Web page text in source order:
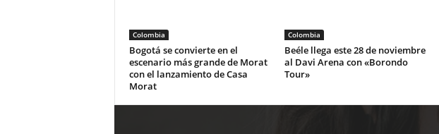
Colombia
Bogotá se convierte en el
escenario más grande de Morat
con el lanzamiento de Casa
Morat
Colombia
Beéle llega este 28 de noviembre
al Davi Arena con «Borondo
Tour»